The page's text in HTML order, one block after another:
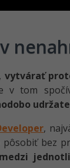
vytvárať
v tom
,
bez